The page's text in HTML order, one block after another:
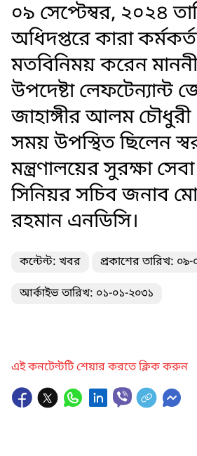
০৯ সেপ্টেম্বর, ২০২৪
অধিদপ্তরে কারা
মতবিনিময় করেন মাননীয়
উপদেষ্টা লেফটেন্যান্ট
জাহাঙ্গীর আলম
সময় উপস্থিত ছিলেন
মন্ত্রণালয়ের সুরক্ষা
সিনিয়র সচিব জনাব
রহমান এনডিসি।
কন্টেন্ট: খবর প্রকাশের তারিখ:
আর্কাইভ তারিখ: ০১-০১-২০৩১
এই কনটেন্টটি শেয়ার করতে ক্লিক করুন